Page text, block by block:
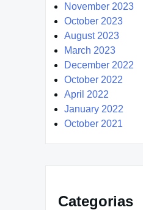
November 2023
October 2023
August 2023
March 2023
December 2022
October 2022
April 2022
January 2022
October 2021
Categorias